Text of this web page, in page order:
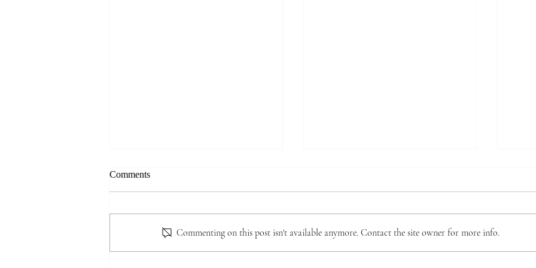
*** 알리는 말씀 (8.7.2026) ***
● 존스홉킨스 무료 청력검사 및 연
신들을 대상으로 무료 청력선별검
사와 난청·인지기능 관련 연구 프
‘제직 훈련’이 9월 6일(주일) 주간
부터 시작됩니다. 이 훈련은 10주
으로
Comments
Commenting on this post isn't available anymore. Contact the site owner for more info.